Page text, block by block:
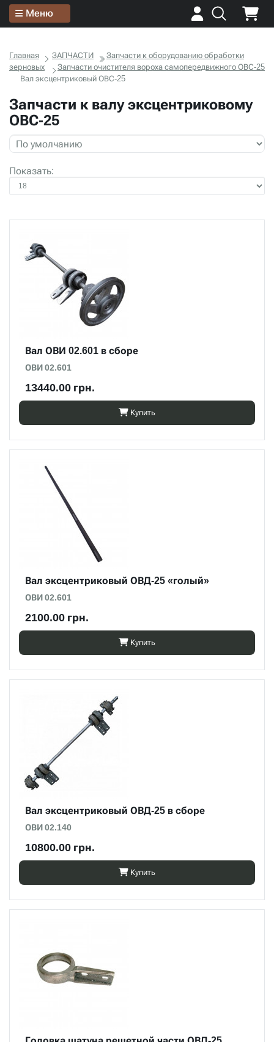
Меню
Главная ЗАПЧАСТИ
Запчасти к оборудованию обработки
зерновых
Запчасти очистителя вороха самопередвижного ОВС-25
Вал эксцентриковый ОВС-25
Запчасти к валу эксцентриковому
ОВС-25
Показать:
Вал ОВИ 02.601 в сборе
ОВИ 02.601
13440.00 грн.
Купить
Вал эксцентриковый ОВД-25 «голый»
ОВИ 02.601
2100.00 грн.
Купить
Вал эксцентриковый ОВД-25 в сборе
ОВИ 02.140
10800.00 грн.
Купить